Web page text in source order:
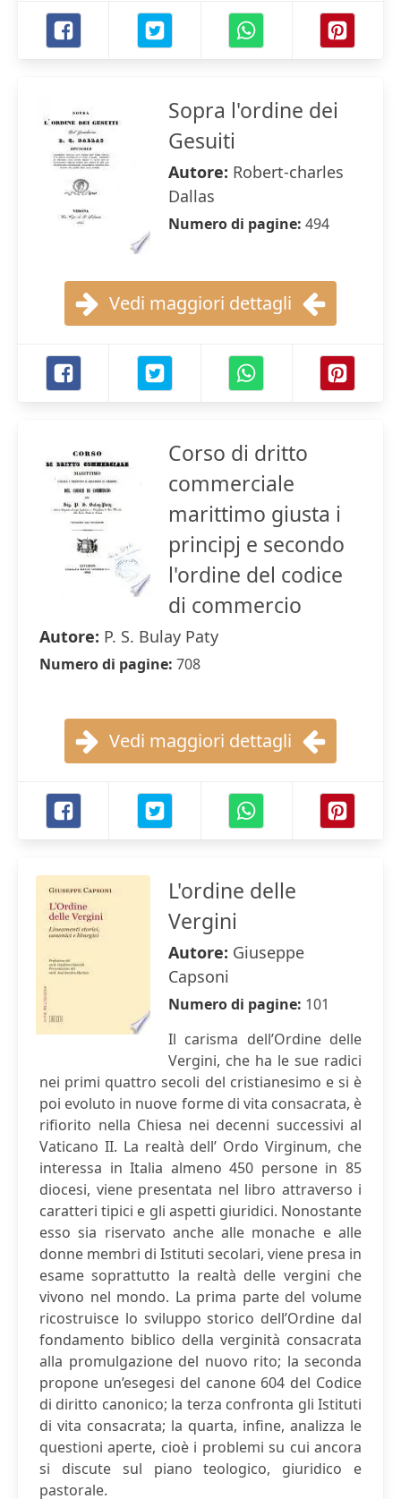
Sopra l'ordine dei
Gesuiti
Autore: Robert-charles
Dallas
Numero di pagine: 494
Vedi maggiori dettagli
Corso di dritto
commerciale
marittimo giusta i
principj e secondo
l'ordine del codice
di commercio
Autore: P. S. Bulay Paty
Numero di pagine: 708
Vedi maggiori dettagli
L'ordine delle
Vergini
Autore: Giuseppe
Capsoni
Numero di pagine: 101
Il carisma dell’Ordine delle
Vergini, che ha le sue radici
nei primi quattro secoli del cristianesimo e si è
poi evoluto in nuove forme di vita consacrata, è
rifiorito nella Chiesa nei decenni successivi al
Vaticano II. La realtà dell’ Ordo Virginum, che
interessa in Italia almeno 450 persone in 85
diocesi, viene presentata nel libro attraverso i
caratteri tipici e gli aspetti giuridici. Nonostante
esso sia riservato anche alle monache e alle
donne membri di Istituti secolari, viene presa in
esame soprattutto la realtà delle vergini che
vivono nel mondo. La prima parte del volume
ricostruisce lo sviluppo storico dell’Ordine dal
fondamento biblico della verginità consacrata
alla promulgazione del nuovo rito; la seconda
propone un’esegesi del canone 604 del Codice
di diritto canonico; la terza confronta gli Istituti
di vita consacrata; la quarta, infine, analizza le
questioni aperte, cioè i problemi su cui ancora
si discute sul piano teologico, giuridico e
pastorale.